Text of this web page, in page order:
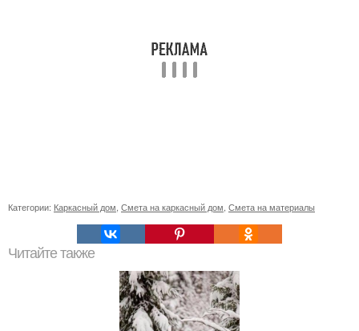
Категории: Каркасный дом Смета на каркасный дом Смета на материалы
Читайте также